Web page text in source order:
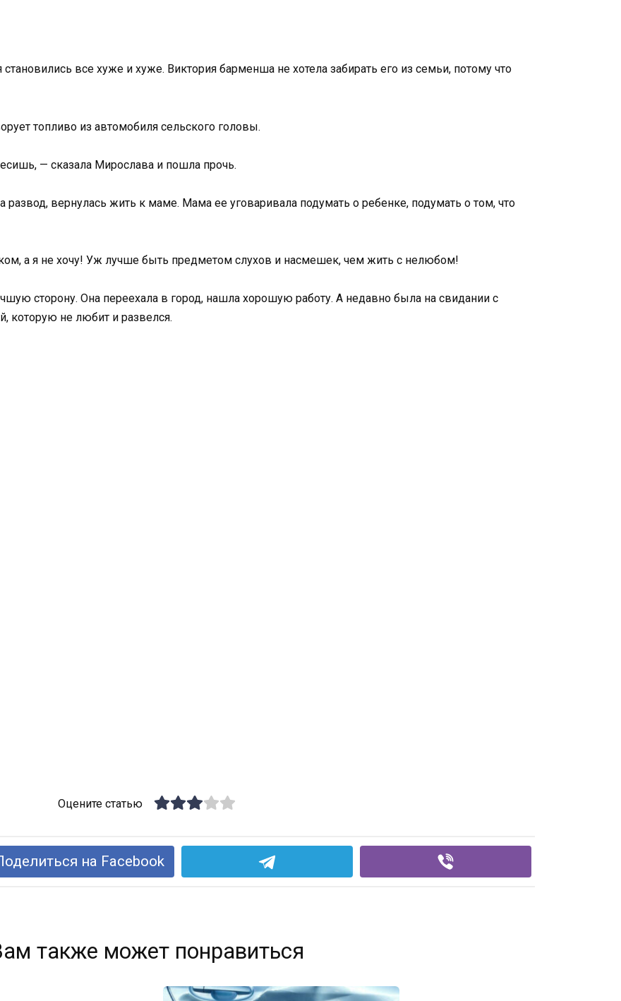
все хуже и хуже. Виктория барменша не хотела забирать его из семьи, потому что
топливо из автомобиля сельского головы.
— сказала Мирослава и пошла прочь.
вернулась жить к маме. Мама ее уговаривала подумать о ребенке, подумать о том, что
а я не хочу! Уж лучше быть предметом слухов и насмешек, чем жить с нелюбом!
сторону. Она переехала в город, нашла хорошую работу. А недавно была на свидании с
которую не любит и развелся.
Оцените статью
на Facebook
также может понравиться